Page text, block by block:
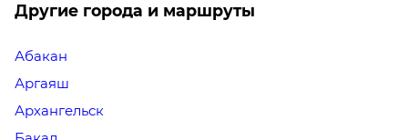
Другие города и маршруты
Абакан
Аргаяш
Архангельск